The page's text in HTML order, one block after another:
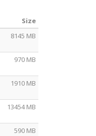
Size
8145 MB
970 MB
1910 MB
13454 MB
590 MB